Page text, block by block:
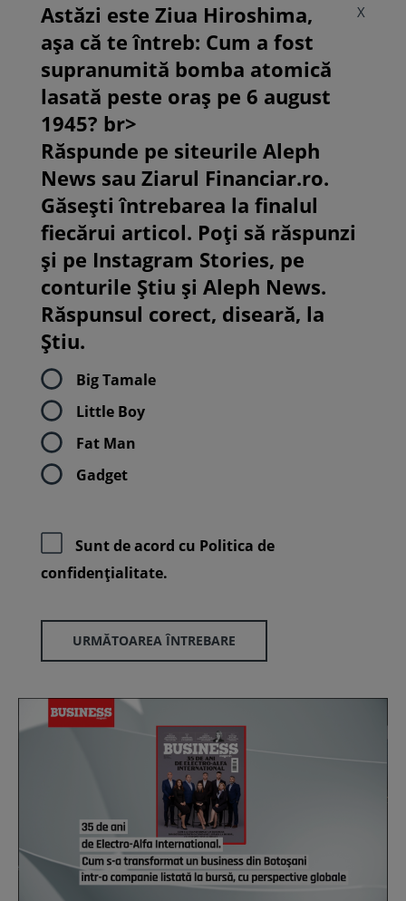
X
Astăzi este Ziua Hiroshima,
așa că te întreb: Cum a fost
supranumită bomba atomică
lasată peste oraș pe 6 august
1945? br>
Răspunde pe siteurile Aleph
News sau Ziarul Financiar.ro.
Găsești întrebarea la finalul
fiecărui articol. Poți să răspunzi
și pe Instagram Stories, pe
conturile Știu și Aleph News.
Răspunsul corect, diseară, la
Știu.
Big Tamale
Little Boy
Fat Man
Gadget
Sunt de acord cu Politica de
confidenţialitate.
URMĂTOAREA ÎNTREBARE